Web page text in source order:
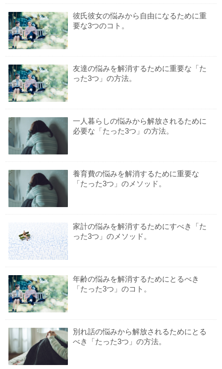
彼氏彼女の悩みから自由になるために重
要な3つのコト。
友達の悩みを解消するために重要な「た
った3つ」の方法。
一人暮らしの悩みから解放されるために
必要な「たった3つ」の方法。
養育費の悩みを解消するために重要な
「たった3つ」のメソッド。
家計の悩みを解消するためにすべき「た
った3つ」のメソッド。
年齢の悩みを解消するためにとるべき
「たった3つ」のコト。
別れ話の悩みから解放されるためにとる
べき「たった3つ」の方法。